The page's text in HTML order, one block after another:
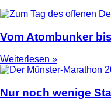
Vom Atombunker
Weiterlesen »
Nur noch wenige